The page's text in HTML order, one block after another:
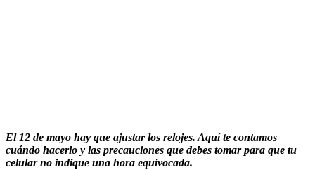
El 12 de mayo hay que ajustar los relojes. Aquí te contamos
cuándo hacerlo y las precauciones que debes tomar para que tu
celular no indique una hora equivocada.